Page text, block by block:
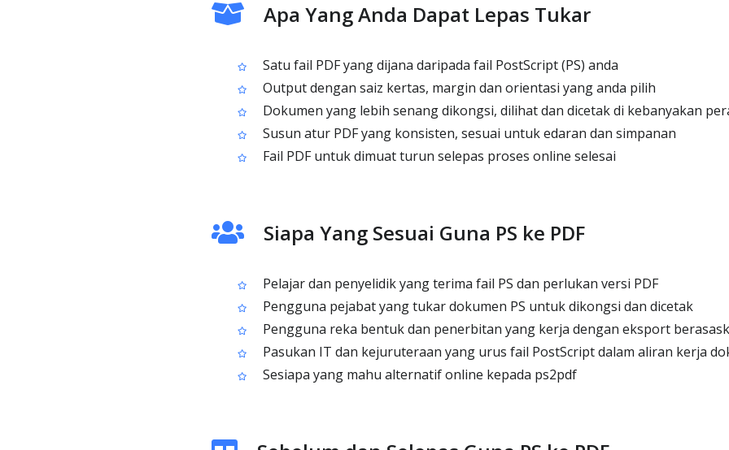
Apa Yang Anda Dapat Lepas Tukar
Satu fail PDF yang dijana daripada fail PostScript (PS) anda
Output dengan saiz kertas, margin dan orientasi yang anda pilih
Dokumen yang lebih senang dikongsi, dilihat dan dicetak di kebanyakan
Susun atur PDF yang konsisten, sesuai untuk edaran dan simpanan
Fail PDF untuk dimuat turun selepas proses online selesai
Siapa Yang Sesuai Guna PS ke PDF
Pelajar dan penyelidik yang terima fail PS dan perlukan versi PDF
Pengguna pejabat yang tukar dokumen PS untuk dikongsi dan dicetak
Pengguna reka bentuk dan penerbitan yang kerja dengan eksport
Pasukan IT dan kejuruteraan yang urus fail PostScript dalam aliran kerja
Sesiapa yang mahu alternatif online kepada ps2pdf